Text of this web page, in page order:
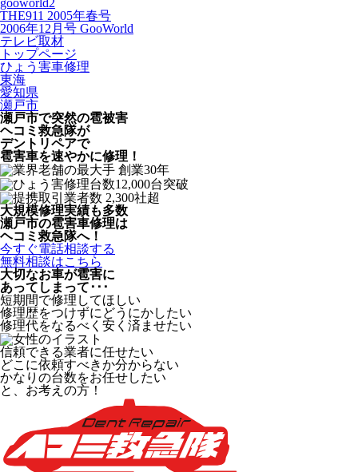
gooworld2
THE911 2005年春号
2006年12月号 GooWorld
テレビ取材
トップページ
ひょう害車修理
東海
愛知県
瀬戸市
瀬戸市で突然の雹被害
ヘコミ救急隊が
デントリペアで
雹害車を速やかに修理！
大規模修理実績も多数
瀬戸市の雹害車修理は
ヘコミ救急隊へ！
今すぐ電話相談する
無料相談はこちら
大切なお車が雹害に
あってしまって･･･
短期間で修理してほしい
修理歴をつけずにどうにかしたい
修理代をなるべく安く済ませたい
信頼できる業者に任せたい
どこに依頼すべきか分からない
かなりの台数をお任せしたい
と、お考えの方！